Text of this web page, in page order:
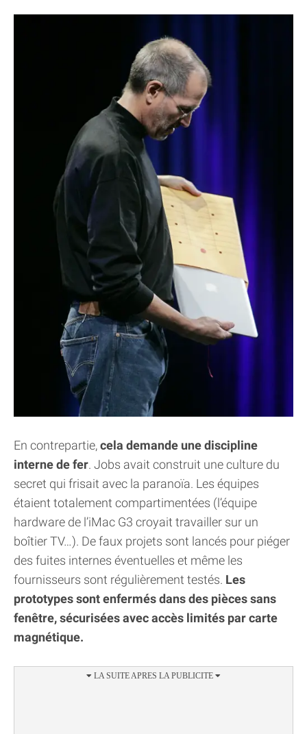
En contrepartie,cela demande une discipline
interne de fer. Jobs avait construit une culture du
secret qui frisait avec la paranoïa. Les équipes
étaient totalement compartimentées (l’équipe
hardware de l’iMac G3 croyait travailler sur un
boîtier TV…). De faux projets sont lancés pour piéger
des fuites internes éventuelles et même les
fournisseurs sont régulièrement testés. Les
prototypes sont enfermés dans des pièces sans
fenêtre, sécurisées avec accès limités par carte
magnétique.